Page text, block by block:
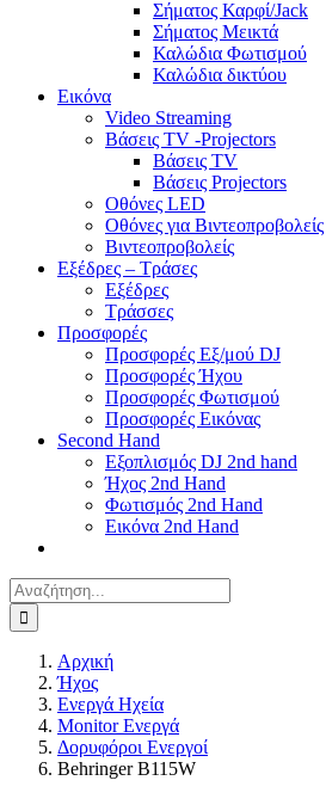
Σήματος Καρφί/Jack
Σήματος Μεικτά
Καλώδια Φωτισμού
Καλώδια δικτύου
Εικόνα
Video Streaming
Βάσεις TV -Projectors
Βάσεις TV
Βάσεις Projectors
Οθόνες LED
Οθόνες για Βιντεοπροβολείς
Βιντεοπροβολείς
Εξέδρες – Τράσες
Εξέδρες
Τράσσες
Προσφορές
Προσφορές Εξ/μού DJ
Προσφορές Ήχου
Προσφορές Φωτισμού
Προσφορές Εικόνας
Second Hand
Εξοπλισμός DJ 2nd hand
Ήχος 2nd Hand
Φωτισμός 2nd Hand
Εικόνα 2nd Hand
Αναζήτηση
για:
Αρχική
Ήχος
Ενεργά Ηχεία
Monitor Ενεργά
Δορυφόροι Ενεργοί
Behringer B115W